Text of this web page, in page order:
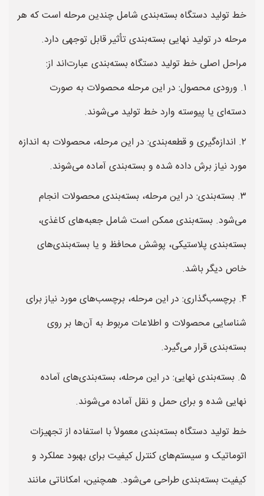
خط تولید دستگاه بسته‌بندی شامل چندین مرحله است که هر
مرحله در تولید نهایی بسته‌بندی تأثیر قابل توجهی دارد.
مراحل اصلی خط تولید دستگاه بسته‌بندی عبارت‌اند از:
۱. ورودی محصول: در این مرحله محصولات به صورت
دسته‌ای یا پیوسته وارد خط تولید می‌شوند.
۲. اندازه‌گیری و قطعه‌بندی: در این مرحله، محصولات به اندازه
مورد نیاز برش داده شده و بسته‌بندی آماده می‌شوند.
۳. بسته‌بندی: در این مرحله، بسته‌بندی محصولات انجام
می‌شود. بسته‌بندی ممکن است شامل جعبه‌های کاغذی،
بسته‌بندی پلاستیکی، پوشش محافظ و یا بسته‌بندی‌های
خاص دیگر باشد.
۴. برچسب‌گذاری: در این مرحله، برچسب‌های مورد نیاز برای
شناسایی محصولات و اطلاعات مربوط به آن‌ها بر روی
بسته‌بندی قرار می‌گیرد.
۵. بسته‌بندی نهایی: در این مرحله، بسته‌بندی‌های آماده
نهایی شده و برای حمل و نقل آماده می‌شوند.
خط تولید دستگاه بسته‌بندی معمولاً با استفاده از تجهیزات
اتوماتیک و سیستم‌های کنترل کیفیت برای بهبود عملکرد و
کیفیت بسته‌بندی طراحی می‌شود. همچنین، امکاناتی مانند